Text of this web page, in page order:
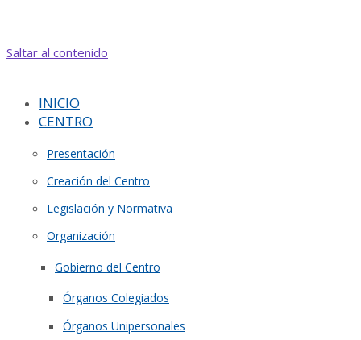
Saltar al contenido
INICIO
CENTRO
Presentación
Creación del Centro
Legislación y Normativa
Organización
Gobierno del Centro
Órganos Colegiados
Órganos Unipersonales